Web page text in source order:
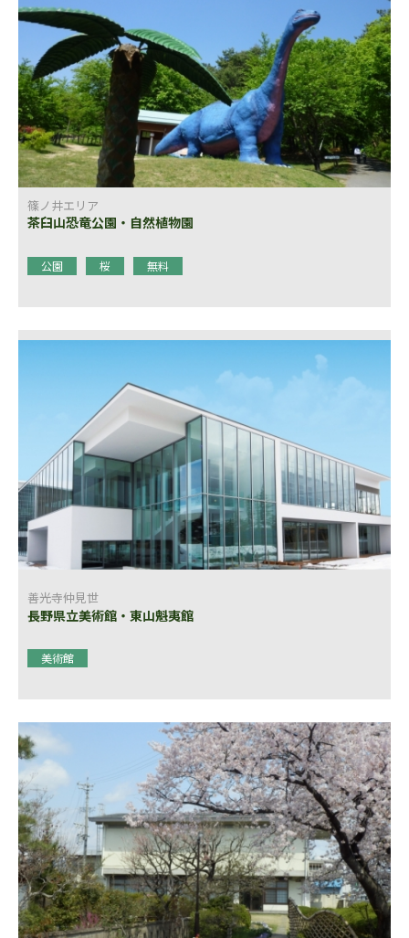
篠ノ井エリア
茶臼山恐竜公園・自然植物園
公園 桜 無料
善光寺仲見世
長野県立美術館・東山魁夷館
美術館